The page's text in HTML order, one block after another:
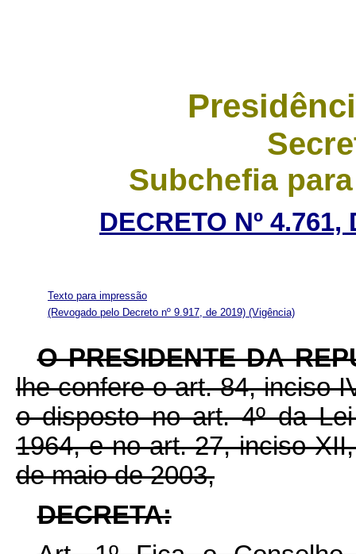
Subchefia
DECRETO Nº
Texto para impressão
(Revogado pelo Decreto nº 9.917, de 2019) (Vigência)
O PRESIDENTE DA
lhe confere o art. 84, inciso
o disposto no art. 4º da
1964, e no art. 27, inciso
de maio de 2003,
DECRETA: